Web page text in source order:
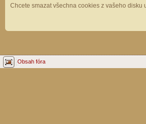
Chcete smazat všechna cookies z vašeho disku
Obsah fóra